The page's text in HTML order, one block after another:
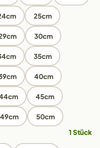
25cm
30cm
35cm
40cm
45cm
49cm 50cm
1 Stück